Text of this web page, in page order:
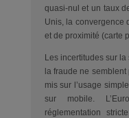
quasi-nul et un taux
Unis, la convergence
et de proximité (carte
Les incertitudes sur
la fraude ne semblent
mis sur l’usage
sur mobile.
réglementation